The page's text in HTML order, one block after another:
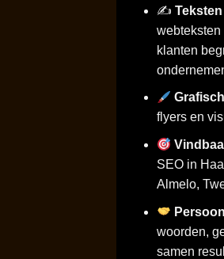
✍️
klanten
flyers en
SEO in
Almelo,
woorden,
samen